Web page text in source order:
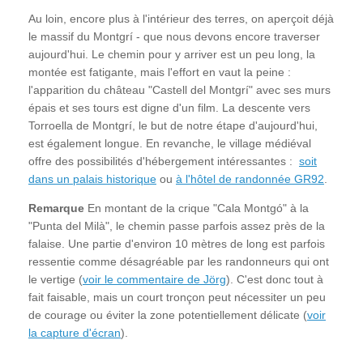
Au loin, encore plus à l'intérieur des terres, on aperçoit déjà
le massif du Montgrí - que nous devons encore traverser
aujourd'hui. Le chemin pour y arriver est un peu long, la
montée est fatigante, mais l'effort en vaut la peine :
l'apparition du château "Castell del Montgrí" avec ses murs
épais et ses tours est digne d'un film. La descente vers
Torroella de Montgrí, le but de notre étape d'aujourd'hui,
est également longue. En revanche, le village médiéval
offre des possibilités d'hébergement intéressantes : soit
dans un palais historique ou à l'hôtel de randonnée GR92
Remarque En montant de la crique "Cala Montgó" à la
"Punta del Milà", le chemin passe parfois assez près de la
falaise. Une partie d'environ 10 mètres de long est parfois
ressentie comme désagréable par les randonneurs qui ont
le vertige (voir le commentaire de Jörg). C'est donc tout à
fait faisable, mais un court tronçon peut nécessiter un peu
de courage ou éviter la zone potentiellement délicate (voir
la capture d'écran).